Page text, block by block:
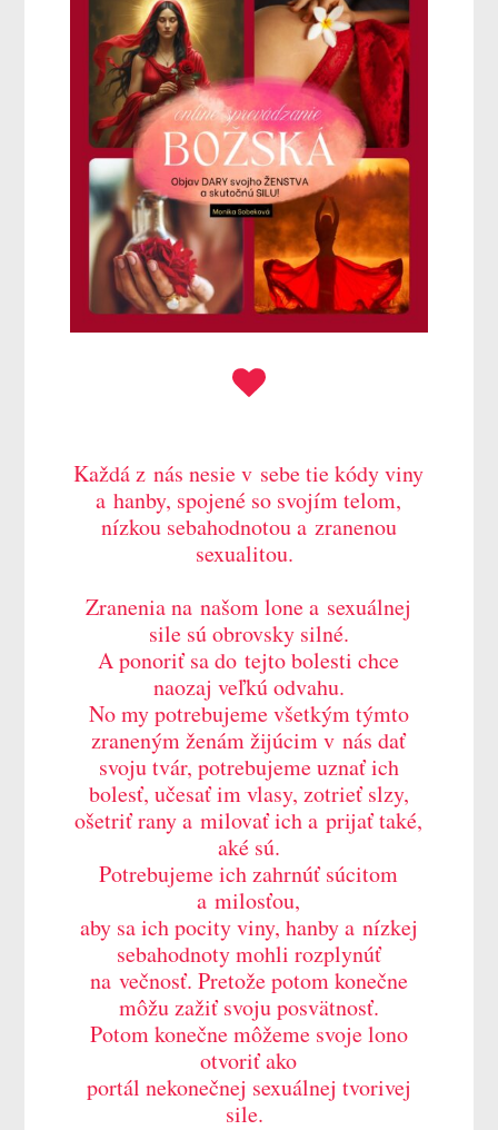
Každá z nás nesie v sebe tie kódy viny
a hanby, spojené so svojím telom,
nízkou sebahodnotou a zranenou
sexualitou.
Zranenia na našom lone a sexuálnej
sile sú obrovsky silné.
A ponoriť sa do tejto bolesti chce
naozaj veľkú odvahu.
No my potrebujeme všetkým týmto
zraneným ženám žijúcim v nás dať
svoju tvár, potrebujeme uznať ich
bolesť, učesať im vlasy, zotrieť slzy,
ošetriť rany a milovať ich a prijať také,
aké sú.
Potrebujeme ich zahrnúť súcitom
a milosťou,
aby sa ich pocity viny, hanby a nízkej
sebahodnoty mohli rozplynúť
na večnosť. Pretože potom konečne
môžu zažiť svoju posvätnosť.
Potom konečne môžeme svoje lono
otvoriť ako
portál nekonečnej sexuálnej tvorivej
sile.